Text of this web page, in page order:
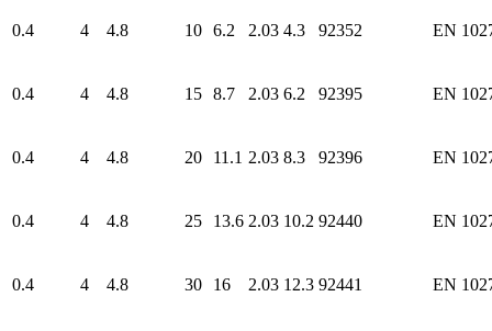
0.4 4 4.8 10 6.2 2.03 4.3 92352 EN
0.4 4 4.8 15 8.7 2.03 6.2 92395 EN
0.4 4 4.8 20 11.1 2.03 8.3 92396 EN
0.4 4 4.8 25 13.6 2.03 10.2 92440 EN
0.4 4 4.8 30 16 2.03 12.3 92441 EN